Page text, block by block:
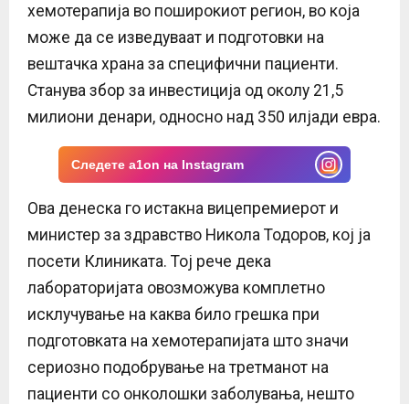
хемотерапија во поширокиот регион, во која
може да се изведуваат и подготовки на
вештачка храна за специфични пациенти.
Станува збор за инвестиција од околу 21,5
милиони денари, односно над 350 илјади евра.
Следете a1on на Instagram
Ова денеска го истакна вицепремиерот и
министер за здравство Никола Тодоров, кој ја
посети Клиниката. Тој рече дека
лабораторијата овозможува комплетно
исклучување на каква било грешка при
подготовката на хемотерапијата што значи
сериозно подобрување на третманот на
пациенти со онколошки заболувања, нешто